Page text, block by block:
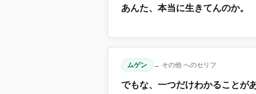
あんた、本当に生きてんのか。
ムゲン → その他 へのセリフ
でもな、一つだけわかることが